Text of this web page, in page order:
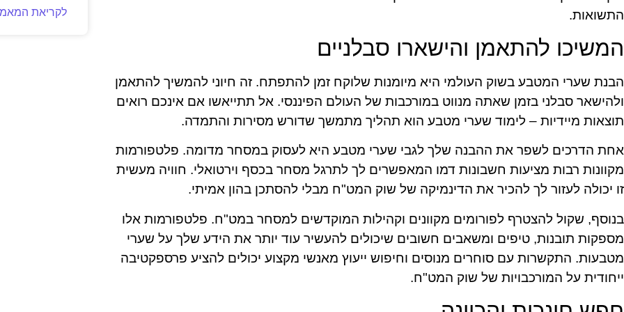
התשואות.
המשיכו להתאמן והישארו סבלניים
הבנת שערי המטבע בשוק העולמי היא מיומנות שלוקח זמן להתפתח. זה חיוני להמשיך להתאמן
ולהישאר סבלני בזמן שאתה מנווט במורכבות של העולם הפיננסי. אל תתייאשו אם אינכם רואים
תוצאות מיידיות – לימוד שערי מטבע הוא תהליך מתמשך שדורש מסירות והתמדה.
אחת הדרכים לשפר את ההבנה שלך לגבי שערי מטבע היא לעסוק במסחר מדומה. פלטפורמות
מקוונות רבות מציעות חשבונות דמו המאפשרים לך לתרגל מסחר בכסף וירטואלי. חוויה מעשית
זו יכולה לעזור לך להכיר את הדינמיקה של שוק המט"ח מבלי להסתכן בהון אמיתי.
בנוסף, שקול להצטרף לפורומים מקוונים וקהילות המוקדשים למסחר במט"ח. פלטפורמות אלו
מספקות תובנות, טיפים ומשאבים חשובים שיכולים להעשיר עוד יותר את הידע שלך על שערי
מטבעות. התקשרות עם סוחרים מנוסים וחיפוש ייעוץ מאנשי מקצוע יכולים להציע פרספקטיבה
ייחודית על המורכבויות של שוק המט"ח.
לקריאת